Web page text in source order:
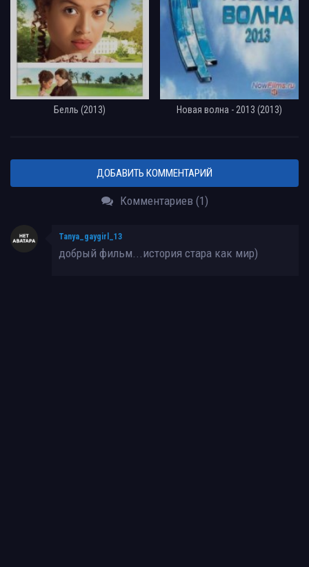
Белль (2013) Новая волна - 2013 (2013)
ДОБАВИТЬ КОММЕНТАРИЙ
Комментариев (1)
Tanya_gaygirl_13
добрый фильм...история стара как мир)